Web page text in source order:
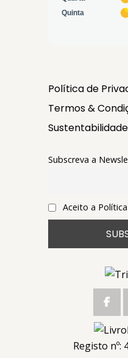
Política de
Termos &
Sustentabilidade
Subscreva a
Aceito a
Registo nº: